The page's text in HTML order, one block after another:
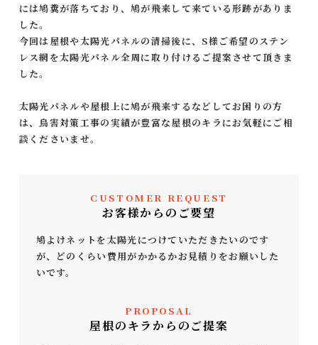
には鳩糞が落ちており、鳩が飛来して来ている形跡がありま
した。
今回は屋根や太陽光パネルの清掃後に、S様ご希望のステン
レス網を太陽光パネル全周に取り付けるご提案させて頂きま
した。
太陽光パネルや屋根上に鳩が飛来するなどしてお困りの方
は、鳥害対策工事の実績が豊富な屋根のキラにお気軽にご相
談くださいませ。
CUSTOMER REQUEST
お客様からのご要望
鳩よけネットを太陽光につけていただきたいのです
が、どのくらい費用がかかるかお見積りをお願いした
いです。
PROPOSAL
屋根のキラからのご提案